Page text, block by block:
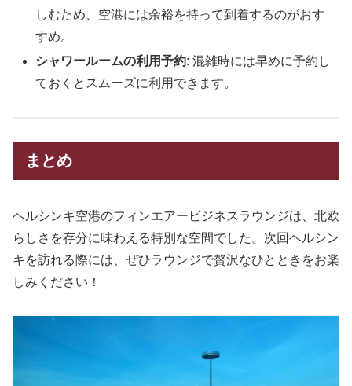
しむため、空港には余裕を持って到着するのがおす
すめ。
シャワールームの利用予約: 混雑時には早めに予約し
ておくとスムーズに利用できます。
まとめ
ヘルシンキ空港のフィンエアービジネスラウンジは、北欧
らしさを存分に味わえる特別な空間でした。次回ヘルシン
キを訪れる際には、ぜひラウンジで贅沢なひとときをお楽
しみください！